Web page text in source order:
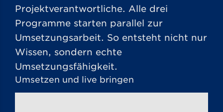
Projektverantwortliche. Alle drei
Programme starten parallel zur
Umsetzungsarbeit. So entsteht nicht nur
Wissen, sondern echte
Umsetzungsfähigkeit.
Umsetzen und live bringen